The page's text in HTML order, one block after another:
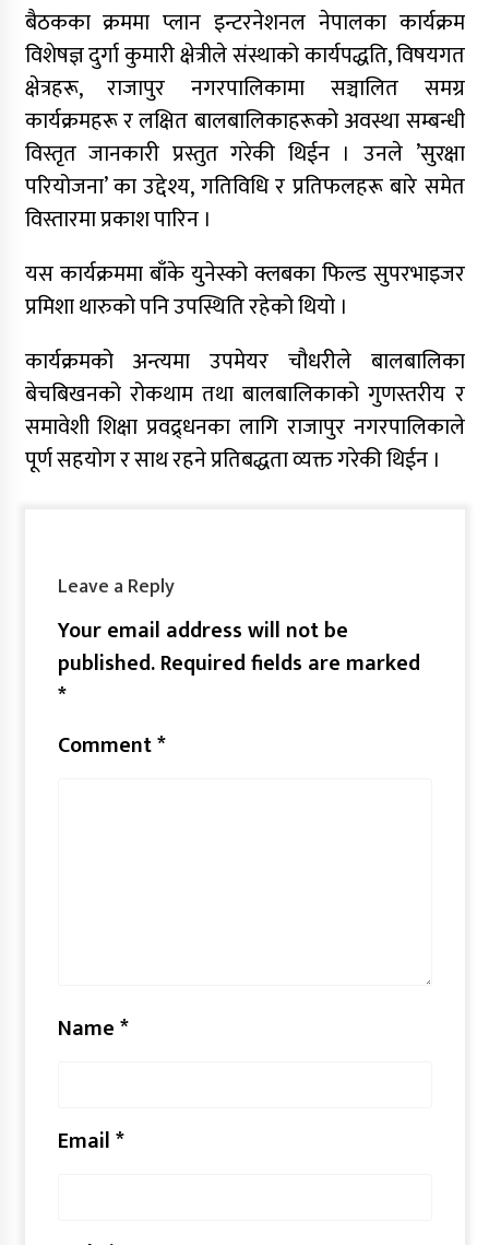
बैठकका क्रममा प्लान इन्टरनेशनल नेपालका कार्यक्रम
विशेषज्ञ दुर्गा कुमारी क्षेत्रीले संस्थाको कार्यपद्धति, विषयगत
क्षेत्रहरू, राजापुर नगरपालिकामा सञ्चालित समग्र
कार्यक्रमहरू र लक्षित बालबालिकाहरूको अवस्था सम्बन्धी
विस्तृत जानकारी प्रस्तुत गरेकी थिईन । उनले ’सुरक्षा
परियोजना’ का उद्देश्य, गतिविधि र प्रतिफलहरू बारे समेत
विस्तारमा प्रकाश पारिन ।
यस कार्यक्रममा बाँके युनेस्को क्लबका फिल्ड सुपरभाइजर
प्रमिशा थारुको पनि उपस्थिति रहेको थियो ।
कार्यक्रमको अन्त्यमा उपमेयर चौधरीले बालबालिका
बेचबिखनको रोकथाम तथा बालबालिकाको गुणस्तरीय र
समावेशी शिक्षा प्रवद्र्धनका लागि राजापुर नगरपालिकाले
पूर्ण सहयोग र साथ रहने प्रतिबद्धता व्यक्त गरेकी थिईन ।
Leave a Reply
Your email address will not be
published.Required fields are marked
*
Comment*
Name*
Email*